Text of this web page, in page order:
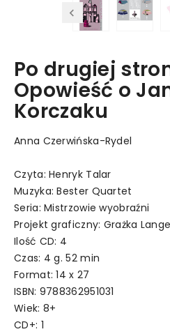
Po drugiej
Opowieść o
Korczaku
Anna Czerwińska-Rydel
Czyta: Henryk Talar
Muzyka: Bester Quartet
Seria: Mistrzowie wyobraźni
Projekt graficzny: Grażka Lange
Ilość CD: 4
Czas: 4 g. 52 min
Format: 14 x 27
ISBN: 9788362951031
Wiek: 8+
CD+: 1